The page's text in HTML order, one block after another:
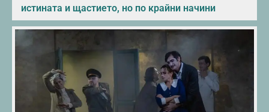
истината и щастието, но по крайни начини